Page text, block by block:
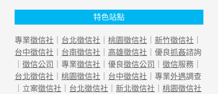
特色站點
專業徵信社 ｜ 台北徵信社 ｜ 桃園徵信社 ｜ 新竹徵信社 ｜
台中徵信社 ｜ 台南徵信社 ｜ 高雄徵信社 ｜優良抓姦諮詢
｜ 徵信公司 ｜專業徵信社 ｜優良徵信公司 ｜ 徵信服務｜
台北徵信社 ｜ 桃園徵信社 ｜ 台中徵信社 ｜專業外遇調查
｜立案徵信社 ｜ 台北徵信社 ｜ 新北徵信社 ｜ 桃園徵信社